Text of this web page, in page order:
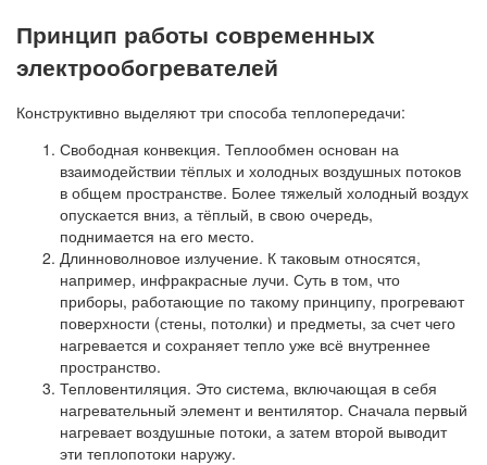
Принцип работы современных
электрообогревателей
Конструктивно выделяют три способа теплопередачи:
Свободная конвекция. Теплообмен основан на
взаимодействии тёплых и холодных воздушных потоков
в общем пространстве. Более тяжелый холодный воздух
опускается вниз, а тёплый, в свою очередь,
поднимается на его место.
Длинноволновое излучение. К таковым относятся,
например, инфракрасные лучи. Суть в том, что
приборы, работающие по такому принципу, прогревают
поверхности (стены, потолки) и предметы, за счет чего
нагревается и сохраняет тепло уже всё внутреннее
пространство.
Тепловентиляция. Это система, включающая в себя
нагревательный элемент и вентилятор. Сначала первый
нагревает воздушные потоки, а затем второй выводит
эти теплопотоки наружу.